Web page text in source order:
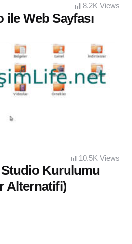
8.2K Views
Web Sayfası
10.5K Views
Kurulumu
Alternatifi)